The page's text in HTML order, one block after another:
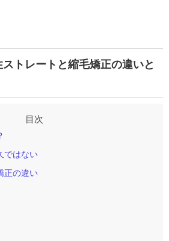
ストレートと縮毛矯正の違いと
ではない
正の違い